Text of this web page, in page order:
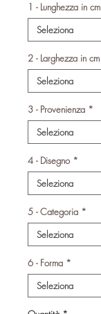
1 - Lunghezza in cm
2 - Larghezza in cm
3 - Provenienza *
4 - Disegno *
5 - Categoria *
6 - Forma *